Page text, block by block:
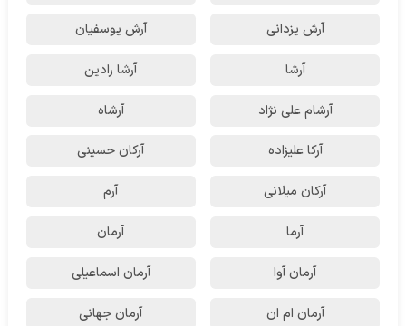
آرش یزدانی آرش یوسفیان
آرشا آرشا رادین
آرشام علی نژاد آرشاه
آرکا علیزاده آرکان حسینی
آرکان میلانی آرم
آرما آرمان
آرمان آوا آرمان اسماعیلی
آرمان ام ان آرمان جهانی